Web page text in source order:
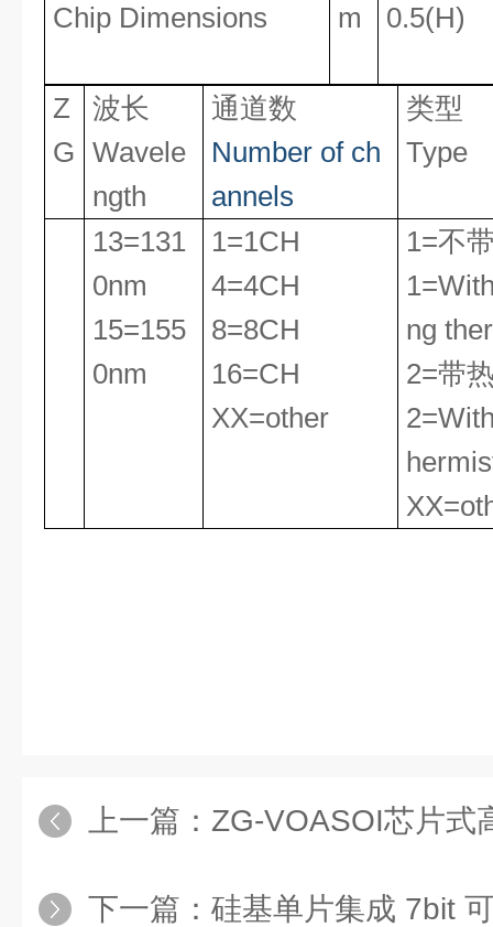
Chip Dimensions
m
0.5(H)
Z
G
波长
Wavele
ngth
通道数
Number of ch
annels
类型
Type
13=131
0nm
15=155
0nm
1=1CH
4=4CH
8=8CH
16=CH
XX=other
1=不
ng
2=带
上一篇： ZG-VOASOI芯片式
下一篇： 硅基单片集成 7bit